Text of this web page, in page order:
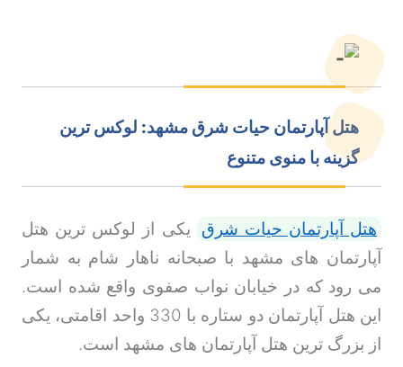
هتل آپارتمان حیات شرق مشهد: لوکس ترین
گزینه با منوی متنوع
هتل آپارتمان حیات شرق
یکی از لوکس ترین هتل
آپارتمان های مشهد با صبحانه ناهار شام به شمار
می رود که در خیابان نواب صفوی واقع شده است.
این هتل آپارتمان دو ستاره با 330 واحد اقامتی، یکی
از بزرگ ترین هتل آپارتمان های مشهد است.